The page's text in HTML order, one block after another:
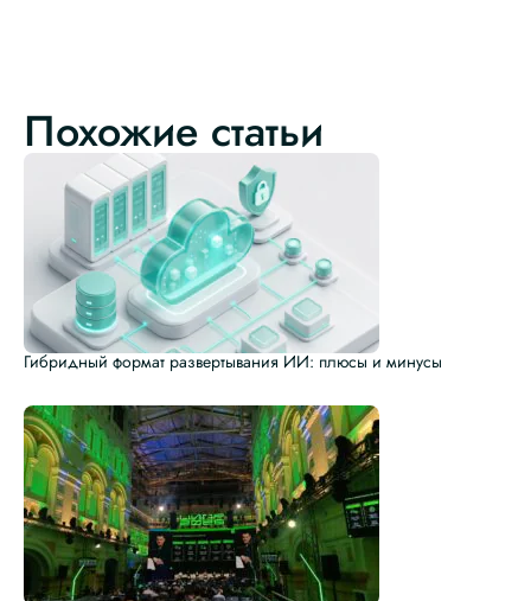
Похожие статьи
Гибридный формат развертывания ИИ: плюсы и минусы